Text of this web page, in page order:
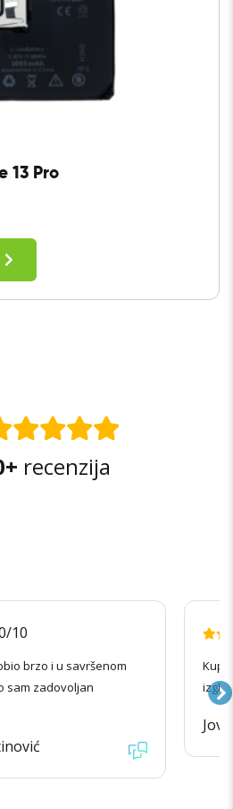
13 Pro
recenzija
10
brzo i u savršenom
sam zadovoljan